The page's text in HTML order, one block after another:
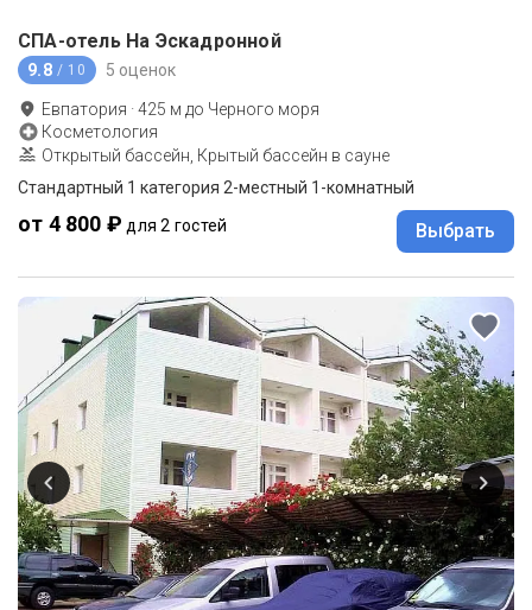
СПА-отель На Эскадронной
9.8 / 10 5 оценок
Евпатория ·425 м до Черного моря
Косметология
Открытый бассейн, Крытый бассейн в сауне
Стандартный 1 категория 2-местный 1-комнатный
от 4 800 ₽ для 2 гостей Выбрать